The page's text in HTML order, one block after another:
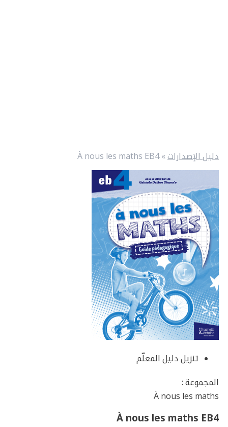
دليل الإصدارات»
À nous les maths EB4
تنزيل دليل المعلّم
المجموعة :
À nous les maths
À nous les maths EB4